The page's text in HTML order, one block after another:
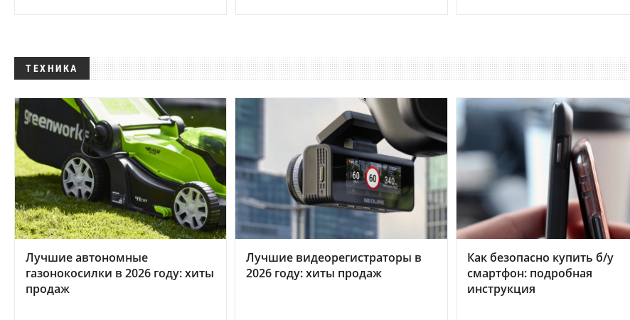
ТЕХНИКА
Лучшие автономные
газонокосилки в 2026 году: хиты
продаж
Лучшие видеорегистраторы в
2026 году: хиты продаж
Как безопасно купить б/у
смартфон: подробная
инструкция